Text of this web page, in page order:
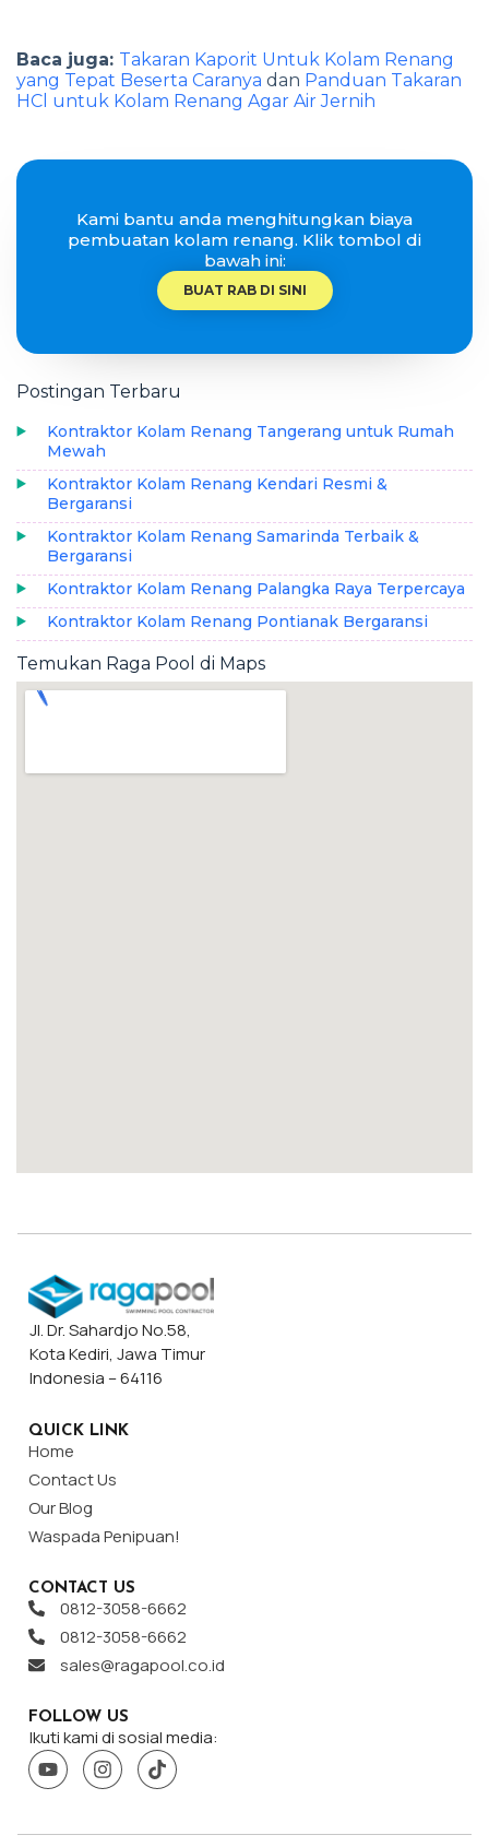
Baca juga: Takaran Kaporit Untuk Kolam Renang
yang Tepat Beserta Caranya dan Panduan Takaran
HCl untuk Kolam Renang Agar Air Jernih
Kami bantu anda menghitungkan biaya
pembuatan kolam renang. Klik tombol di
bawah ini:
BUAT RAB DI SINI
Postingan Terbaru
Kontraktor Kolam Renang Tangerang untuk Rumah
Mewah
Kontraktor Kolam Renang Kendari Resmi &
Bergaransi
Kontraktor Kolam Renang Samarinda Terbaik &
Bergaransi
Kontraktor Kolam Renang Palangka Raya Terpercaya
Kontraktor Kolam Renang Pontianak Bergaransi
Temukan Raga Pool di Maps
Jl. Dr. Sahardjo No.58,
Kota Kediri, Jawa Timur
Indonesia – 64116
QUICK LINK
Home
Contact Us
Our Blog
Waspada Penipuan!
CONTACT US
0812-3058-6662
0812-3058-6662
sales@ragapool.co.id
FOLLOW US
Ikuti kami di sosial media: